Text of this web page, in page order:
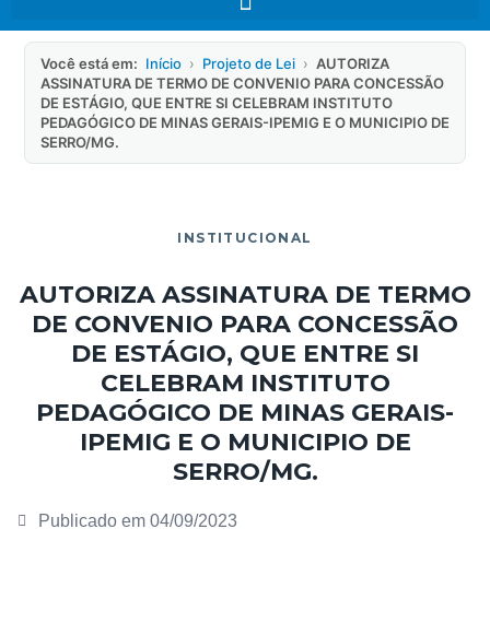
Você está em: Início › Projeto de Lei › AUTORIZA
ASSINATURA DE TERMO DE CONVENIO PARA CONCESSÃO
DE ESTÁGIO, QUE ENTRE SI CELEBRAM INSTITUTO
PEDAGÓGICO DE MINAS GERAIS-IPEMIG E O MUNICIPIO DE
SERRO/MG.
INSTITUCIONAL
AUTORIZA ASSINATURA DE TERMO
DE CONVENIO PARA CONCESSÃO
DE ESTÁGIO, QUE ENTRE SI
CELEBRAM INSTITUTO
PEDAGÓGICO DE MINAS GERAIS-
IPEMIG E O MUNICIPIO DE
SERRO/MG.
Publicado em 04/09/2023